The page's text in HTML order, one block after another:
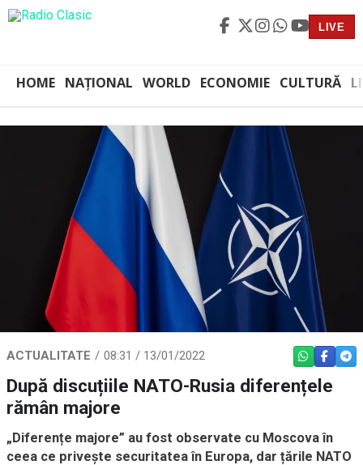
LIVE
HOME NAȚIONAL WORLD ECONOMIE CULTURĂ
ACTUALITATE 08:31 / 13/01/2022 WHATSAPP
După discuțiile NATO-Rusia diferențele
rămân majore
„Diferențe majore” au fost observate cu Moscova în
ceea ce privește securitatea în Europa, dar țările NATO